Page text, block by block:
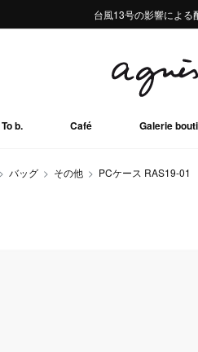
熊本地域地震の影響によ
Summer Sale
台風13号の影響による
熊本地域地震の影響によ
Summer Sale
To b. Café Galerie
バッグ その他 PCケース RAS19-01